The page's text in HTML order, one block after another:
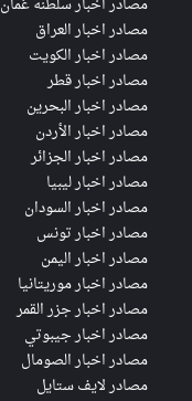
مصادر اخبار العراق
مصادر اخبار الكويت
مصادر اخبار قطر
مصادر اخبار البحرين
مصادر اخبار الأردن
مصادر اخبار الجزائر
مصادر اخبار ليبيا
مصادر اخبار السودان
مصادر اخبار تونس
مصادر اخبار اليمن
مصادر اخبار موريتانيا
مصادر اخبار جزر القمر
مصادر اخبار جيبوتي
مصادر اخبار الصومال
مصادر لايف ستايل